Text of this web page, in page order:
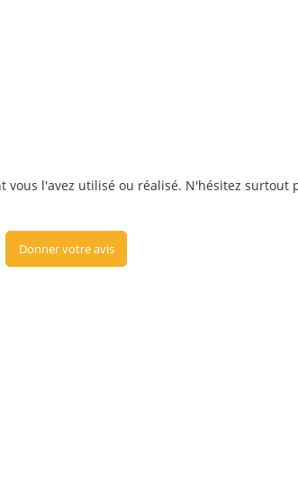
l'avez utilisé ou réalisé. N'hésitez surtout
Donner votre avis